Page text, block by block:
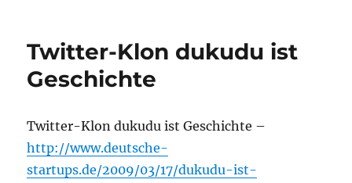
Twitter-Klon dukudu ist
Geschichte
Twitter-Klon dukudu ist Geschichte –
http://www.deutsche-
startups.de/2009/03/17/dukudu-ist-